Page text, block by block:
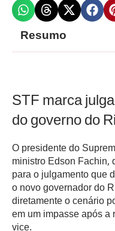
Resumo
STF marca
do governo do
O presidente do
ministro Edson Fachin,
para o julgamento que
o novo governador do
diretamente o cenário
em um impasse após